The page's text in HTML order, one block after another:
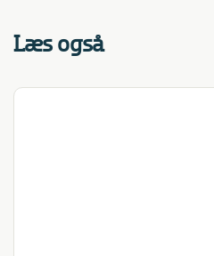
Læs også